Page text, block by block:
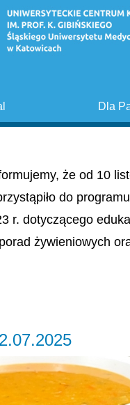
Dla
że od 10
do
r. dotyczącego
żywieniowych